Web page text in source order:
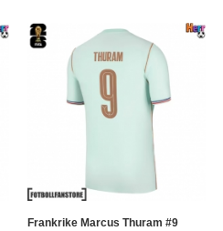
Frankrike Marcus Thuram #9